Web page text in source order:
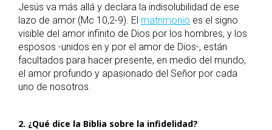
Jesús va más allá y declara la indisolubilidad de ese
lazo de amor (Mc 10,2-9). El matrimonio es el signo
visible del amor infinito de Dios por los hombres, y los
esposos -unidos en y por el amor de Dios-, están
facultados para hacer presente, en medio del mundo,
el amor profundo y apasionado del Señor por cada
uno de nosotros.
2. ¿Qué dice la Biblia sobre la infidelidad?